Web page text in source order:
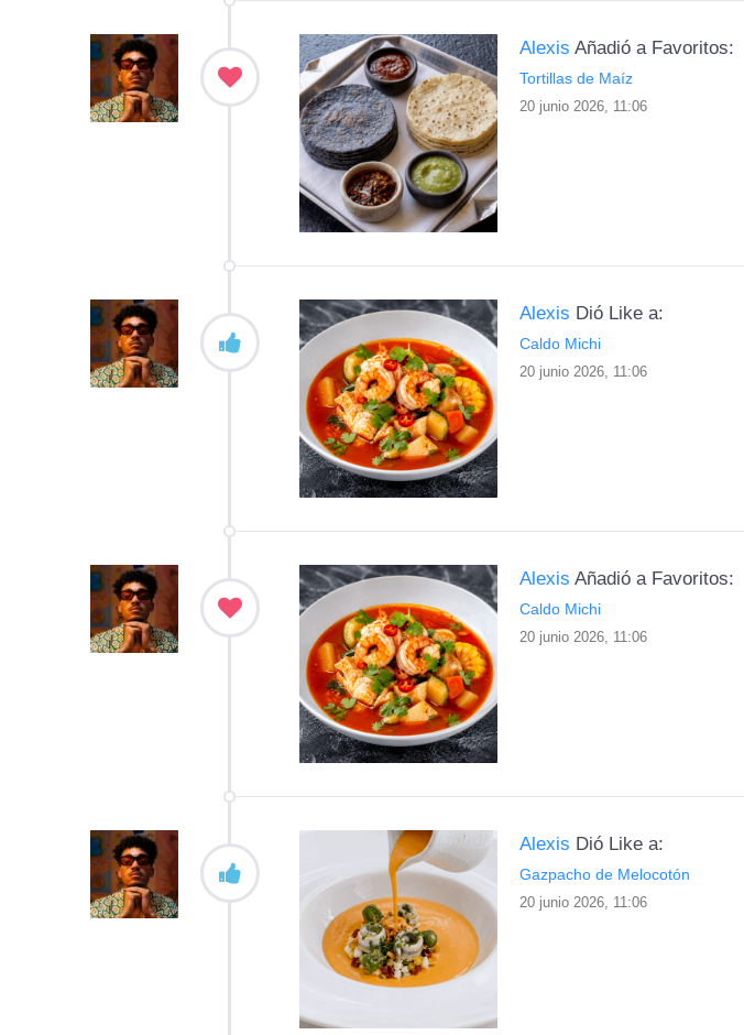
Alexis Añadió a Favoritos:
Tortillas de Maíz
20 junio 2026, 11:06
Alexis Dió Like a:
Caldo Michi
20 junio 2026, 11:06
Alexis Añadió a Favoritos:
Caldo Michi
20 junio 2026, 11:06
Alexis Dió Like a:
Gazpacho de Melocotón
20 junio 2026, 11:06